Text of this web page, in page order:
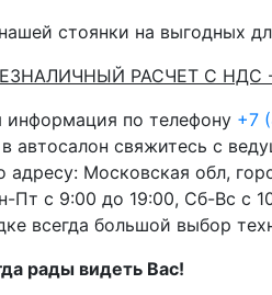
стоянки на выгодных
РАСЧЕТ С НДС
информация по телефону +7
автосалон свяжитесь с
Московская обл,
Пт с 9:00 до 19:00, Сб-Вс с
всегда большой выбор
рады видеть Вас!